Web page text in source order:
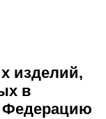
изделий,
в
Федерацию